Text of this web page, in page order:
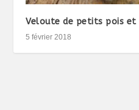
Veloute de petits pois et
5 février 2018